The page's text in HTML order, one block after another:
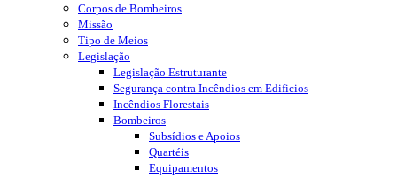
Corpos de Bombeiros
Missão
Tipo de Meios
Legislação
Legislação Estruturante
Segurança contra Incêndios em Edificios
Incêndios Florestais
Bombeiros
Subsídios e Apoios
Quartéis
Equipamentos